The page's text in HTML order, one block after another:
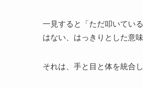
一見すると「ただ叩いてい
はない、はっきりとした意
それは、手と目と体を統合